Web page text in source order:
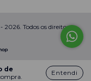
de
Entendi
Todos os direitos